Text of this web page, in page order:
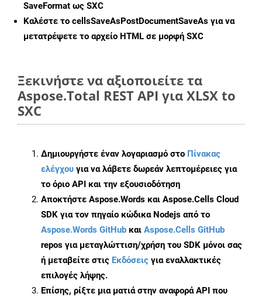
SaveFormat ως SXC
Καλέστε το cellsSaveAsPostDocumentSaveAs για να
μετατρέψετε το αρχείο HTML σε μορφή SXC
Ξεκινήστε να αξιοποιείτε τα
Aspose.Total REST API για XLSX to
SXC
Δημιουργήστε έναν λογαριασμό στο Πίνακας
ελέγχου για να λάβετε δωρεάν λεπτομέρειες για
το όριο API και την εξουσιοδότηση
Αποκτήστε Aspose.Words και Aspose.Cells Cloud
SDK για τον πηγαίο κώδικα Nodejs από το
Aspose.Words GitHub και Aspose.Cells GitHub
repos για μεταγλώττιση/χρήση του SDK μόνοι σας
ή μεταβείτε στις Εκδόσεις για εναλλακτικές
επιλογές λήψης.
Επίσης, ρίξτε μια ματιά στην αναφορά API που